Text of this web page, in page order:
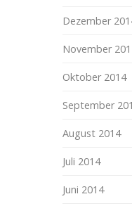
Dezember
November
Oktober 2014
September
August 2014
Juli 2014
Juni 2014